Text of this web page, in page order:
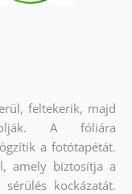
feltekerik, majd
A fóliára
a fotótapétát.
amely biztosítja a
kockázatát.